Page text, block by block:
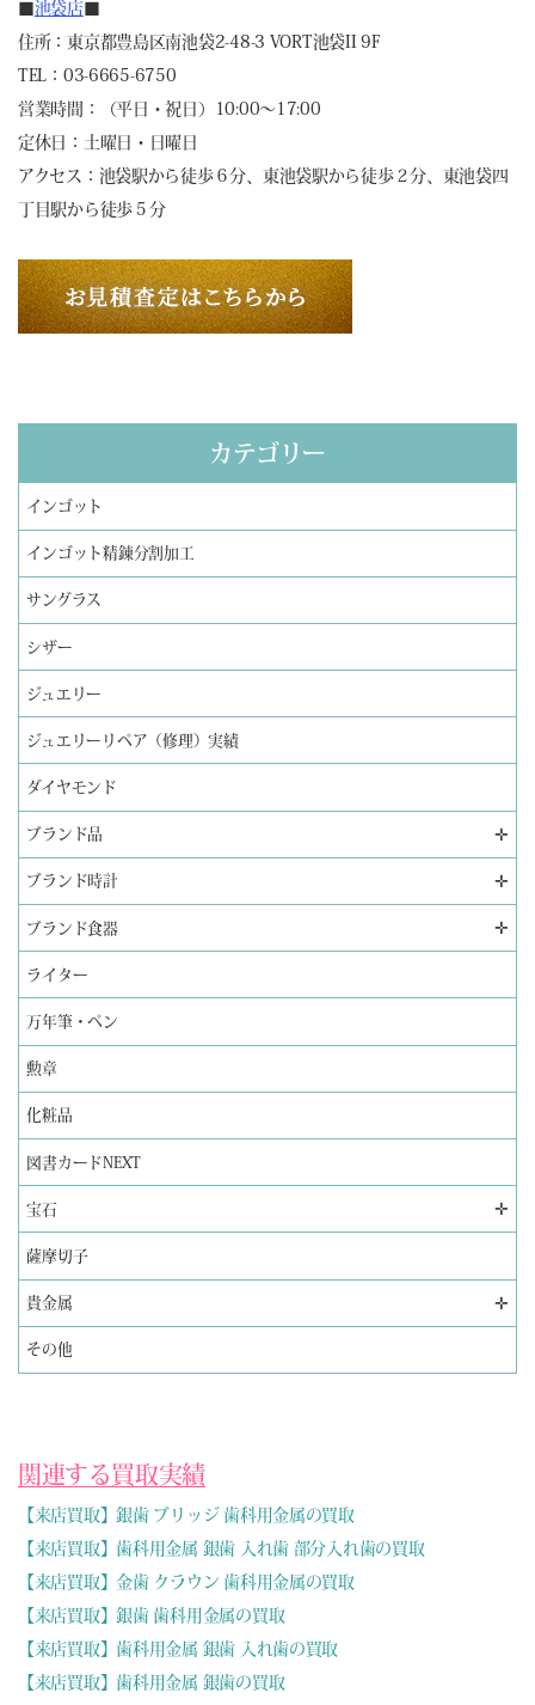
池袋店
住所：東京都豊島区南池袋2-48-3 VORT池袋II 9F
TEL：03-6665-6750
営業時間：（平日・祝日）10:00～17:00
定休日：土曜日・日曜日
アクセス：池袋駅から徒歩６分、東池袋駅から徒歩２分、東池袋四
丁目駅から徒歩５分
カテゴリー
インゴット
インゴット精錬分割加工
サングラス
シザー
ジュエリー
ジュエリーリペア（修理）実績
ダイヤモンド
ブランド品 ✛
ブランド時計 ✛
ブランド食器 ✛
ライター
万年筆・ペン
勲章
化粧品
図書カードNEXT
宝石 ✛
薩摩切子
貴金属 ✛
その他
関連する買取実績
【来店買取】銀歯 ブリッジ 歯科用金属の買取
【来店買取】歯科用金属 銀歯 入れ歯 部分入れ歯の買取
【来店買取】金歯 クラウン 歯科用金属の買取
【来店買取】銀歯 歯科用金属の買取
【来店買取】歯科用金属 銀歯 入れ歯の買取
【来店買取】歯科用金属 銀歯の買取